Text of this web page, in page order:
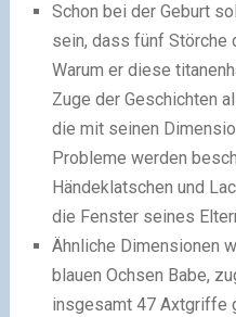
Schon bei der Geburt
sein, dass fünf Störche
Warum er diese
Zuge der Geschichten
die mit seinen
Probleme werden
Händeklatschen und
die Fenster seines
Ähnliche Dimensionen
blauen Ochsen Babe,
insgesamt 47 Axtgriffe